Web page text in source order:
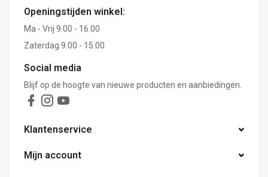
Openingstijden winkel:
Ma - Vrij 9.00 - 16.00
Zaterdag 9.00 - 15.00
Social media
Blijf op de hoogte van nieuwe producten en aanbiedingen.
Klantenservice
Mijn account